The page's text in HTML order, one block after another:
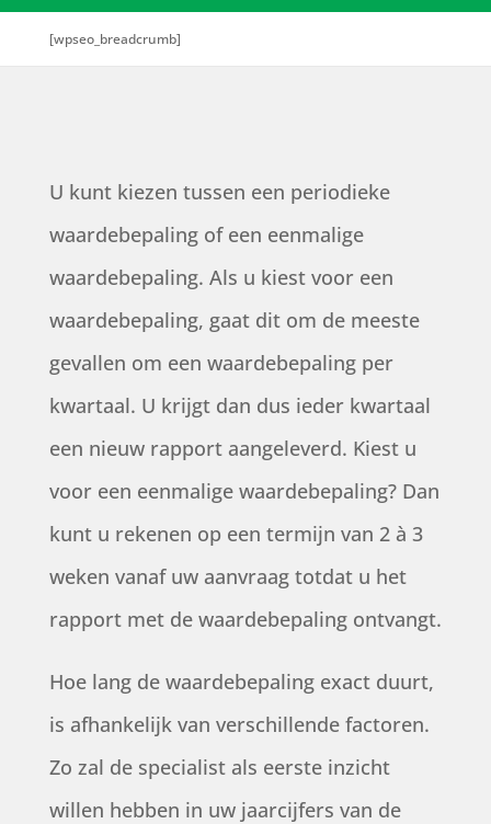
[wpseo_breadcrumb]
U kunt kiezen tussen een periodieke
waardebepaling of een eenmalige
waardebepaling. Als u kiest voor een
waardebepaling, gaat dit om de meeste
gevallen om een waardebepaling per
kwartaal. U krijgt dan dus ieder kwartaal
een nieuw rapport aangeleverd. Kiest u
voor een eenmalige waardebepaling? Dan
kunt u rekenen op een termijn van 2 à 3
weken vanaf uw aanvraag totdat u het
rapport met de waardebepaling ontvangt.
Hoe lang de waardebepaling exact duurt,
is afhankelijk van verschillende factoren.
Zo zal de specialist als eerste inzicht
willen hebben in uw jaarcijfers van de